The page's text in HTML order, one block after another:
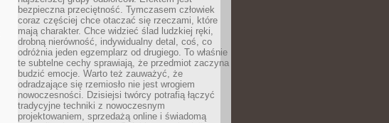
bezpieczna przeciętność. Tymczasem człowiek
coraz częściej chce otaczać się rzeczami, które
mają charakter. Chce widzieć ślad ludzkiej ręki,
drobną nierówność, indywidualny detal, coś, co
odróżnia jeden egzemplarz od drugiego. To właśnie
te subtelne cechy sprawiają, że przedmiot zaczyna
budzić emocje. Warto też zauważyć, że
odradzające się rzemiosło nie jest wrogiem
nowoczesności. Dzisiejsi twórcy potrafią łączyć
tradycyjne techniki z nowoczesnym
projektowaniem, sprzedażą online i świadomą